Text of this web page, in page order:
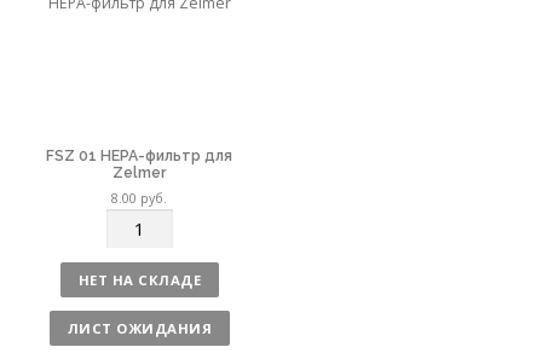
FSZ 01 HEPA-фильтр для
Zelmer
8.00 руб.
л
и
ч
е
НЕТ НА СКЛАДЕ
ЛИСТ ОЖИДАНИЯ